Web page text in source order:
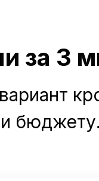
бюджету.
за 3